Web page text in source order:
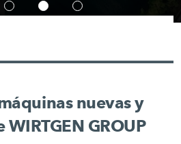
nuevas y
GROUP